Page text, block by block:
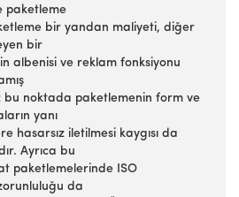
paketleme
bir yandan maliyeti, diğer
bir
albenisi ve reklam fonksiyonu
bu noktada paketlemenin form ve
yanı
hasarsız iletilmesi kaygısı da
Ayrıca bu
paketlemelerinde ISO
da